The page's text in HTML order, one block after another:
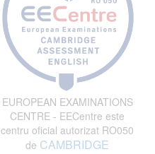
EUROPEAN EXAMINATIONS
CENTRE - EECentre este
centru oficial autorizat RO050
de CAMBRIDGE